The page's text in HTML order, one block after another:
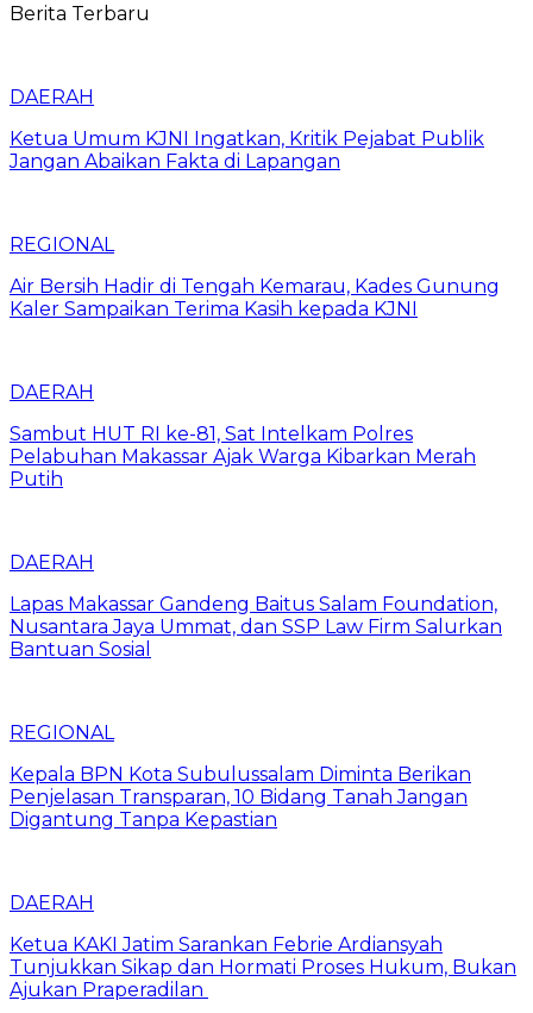
Berita Terbaru
DAERAH
Ketua Umum KJNI Ingatkan, Kritik Pejabat Publik
Jangan Abaikan Fakta di Lapangan
REGIONAL
Air Bersih Hadir di Tengah Kemarau, Kades Gunung
Kaler Sampaikan Terima Kasih kepada KJNI
DAERAH
Sambut HUT RI ke-81, Sat Intelkam Polres
Pelabuhan Makassar Ajak Warga Kibarkan Merah
Putih
DAERAH
Lapas Makassar Gandeng Baitus Salam Foundation,
Nusantara Jaya Ummat, dan SSP Law Firm Salurkan
Bantuan Sosial
REGIONAL
Kepala BPN Kota Subulussalam Diminta Berikan
Penjelasan Transparan, 10 Bidang Tanah Jangan
Digantung Tanpa Kepastian
DAERAH
Ketua KAKI Jatim Sarankan Febrie Ardiansyah
Tunjukkan Sikap dan Hormati Proses Hukum, Bukan
Ajukan Praperadilan